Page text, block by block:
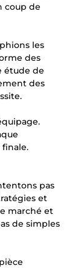
coup de
les
des
étude de
des
pas
et
marché et
de simples